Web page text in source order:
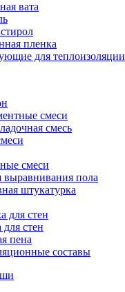
вата
пленка
для теплоизоляции
смеси
смесь
смеси
выравнивания пола
штукатурка
для стен
для стен
пена
составы